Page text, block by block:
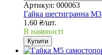
Артикул: 000063
Гайка шестигранна М3
1.60 ₴/шт.
В наявності
Купити